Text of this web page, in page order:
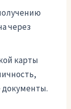
через
карты